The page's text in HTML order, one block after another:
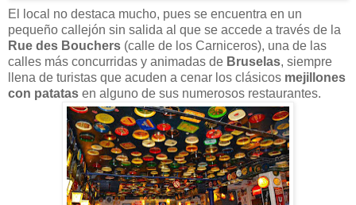
El local no destaca mucho, pues se encuentra en un
pequeño callejón sin salida al que se accede a través de la
Rue des Bouchers (calle de los Carniceros), una de las
calles más concurridas y animadas de Bruselas, siempre
llena de turistas que acuden a cenar los clásicos mejillones
con patatas en alguno de sus numerosos restaurantes.